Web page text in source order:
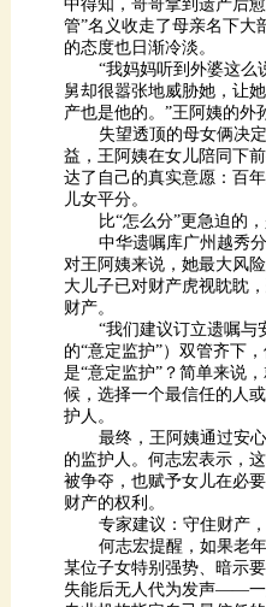
的态度也日渐冷淡。
产也是他的。”王阿姨的外
儿女平分。
比“怎么分”更急迫的
财产。
护人。
财产的权利。
专家建议：守住财产